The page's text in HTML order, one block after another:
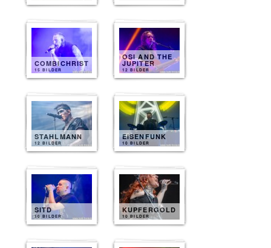
COMBICHRIST
15 BILDER
OSI AND THE
JUPITER
12 BILDER
STAHLMANN
12 BILDER
EISENFUNK
10 BILDER
SITD
10 BILDER
KUPFERGOLD
10 BILDER